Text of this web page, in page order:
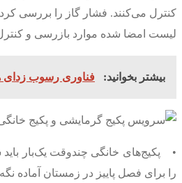
لیست امضا شده موارد بازرسی و
بیشتر بخوانید: فناوری رسوب زدای
• پکیج‌های خانگی چندوقت یک‌بار
را برای فصل پاییز در زمستان آماده